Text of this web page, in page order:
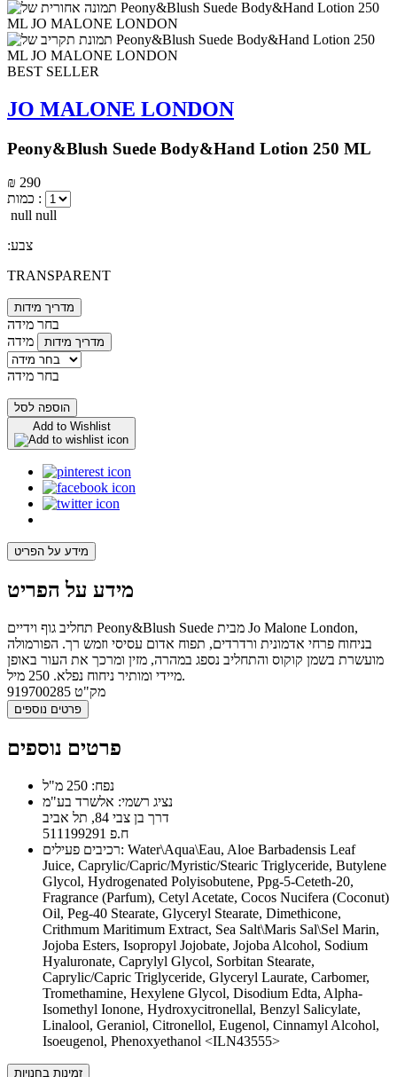
BEST SELLER
JO MALONE LONDON
Peony&Blush Suede Body&Hand Lotion 250 ML
₪ 290
כמות :
null null
:צבע
TRANSPARENT
מדריך מידות
בחר מידה
מידה
מדריך מידות
בחר מידה
הוספה לסל
Add to Wishlist
מידע על הפריט
מידע על הפריט
תחליב גוף וידיים Peony&Blush Suede מבית Jo Malone London,
בניחוח פרחי אדמונית ורדרדים, תפוח אדום עסיסי וזמש רך. הפורמולה
מועשרת בשמן קוקוס והתחליב נספג במהרה, מזין ומרכך את העור באופן
מיידי ומותיר ניחוח נפלא. 250 מיל.
מק"ט 919700285
פרטים נוספים
פרטים נוספים
נפח: 250 מ"ל
נציג רשמי: אלשרד בע"מ
דרך בן צבי 84, תל אביב
ח.פ 511199291
רכיבים פעילים: Water\Aqua\Eau, Aloe Barbadensis Leaf
Juice, Caprylic/Capric/Myristic/Stearic Triglyceride, Butylene
Glycol, Hydrogenated Polyisobutene, Ppg-5-Ceteth-20,
Fragrance (Parfum), Cetyl Acetate, Cocos Nucifera (Coconut)
Oil, Peg-40 Stearate, Glyceryl Stearate, Dimethicone,
Crithmum Maritimum Extract, Sea Salt\Maris Sal\Sel Marin,
Jojoba Esters, Isopropyl Jojobate, Jojoba Alcohol, Sodium
Hyaluronate, Caprylyl Glycol, Sorbitan Stearate,
Caprylic/Capric Triglyceride, Glyceryl Laurate, Carbomer,
Tromethamine, Hexylene Glycol, Disodium Edta, Alpha-
Isomethyl Ionone, Hydroxycitronellal, Benzyl Salicylate,
Linalool, Geraniol, Citronellol, Eugenol, Cinnamyl Alcohol,
Isoeugenol, Phenoxyethanol <ILN43555>
זמינות בחנויות